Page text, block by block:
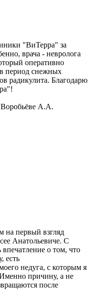
"ВиТерра" за
врача - невролога
оперативно
период снежных
радикулита. Благодарю
А.А.
на первый взгляд
Анатольевиче. С
о том, что
есть
недуга, с которым я
Именно причину, а не
после